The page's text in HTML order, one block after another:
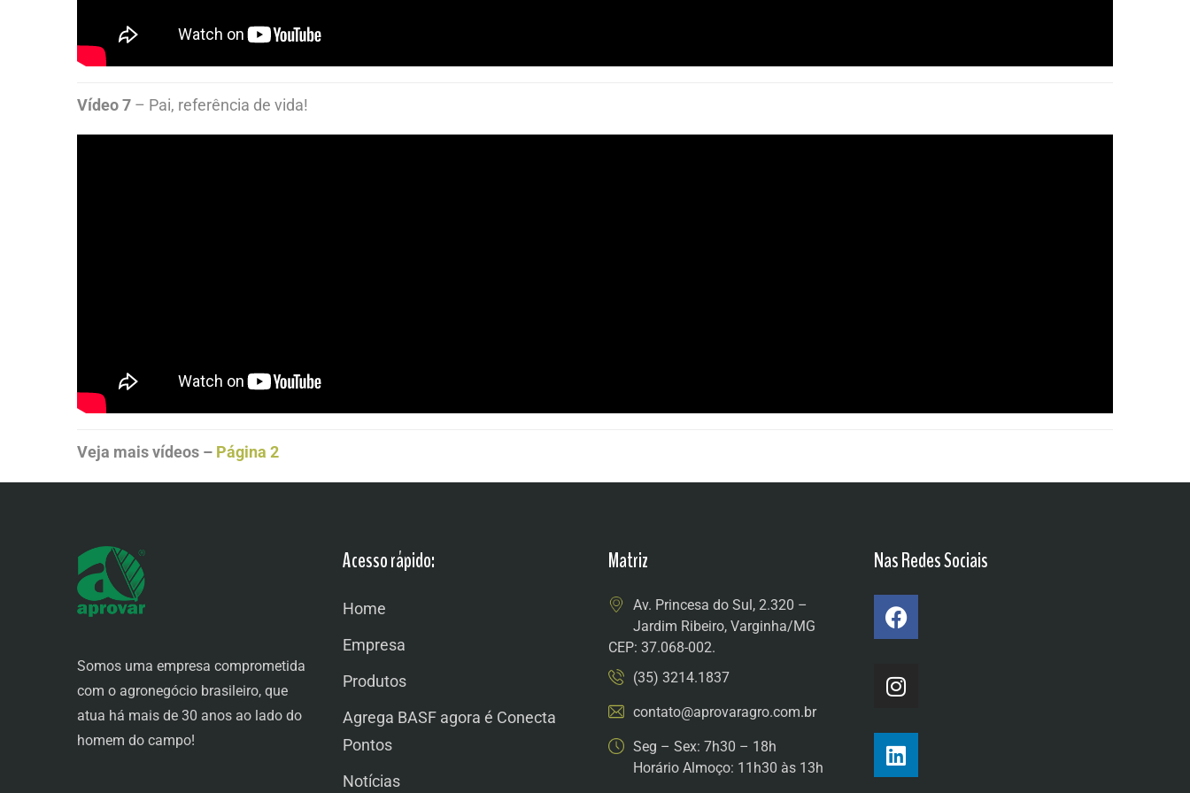
Vídeo 7 – Pai, referência de vida!
Veja mais vídeos – Página 2
Somos uma empresa comprometida
com o agronegócio brasileiro, que
atua há mais de 30 anos ao lado do
homem do campo!
Acesso rápido:
Home
Empresa
Produtos
Agrega BASF agora é Conecta
Pontos
Notícias
Matriz
Av. Princesa do Sul, 2.320 –
Jardim Ribeiro, Varginha/MG
CEP: 37.068-002.
(35) 3214.1837
contato@aprovaragro.com.br
Seg – Sex: 7h30 – 18h
Horário Almoço: 11h30 às 13h
Nas Redes Sociais